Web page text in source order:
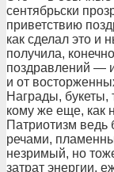
сентябрьски
приветствию
как сделал это и
получила,
поздравлений —
и от
Награды,
кому же еще, как
Патриотизм ведь
речами,
незримый, но
затрат энергии,